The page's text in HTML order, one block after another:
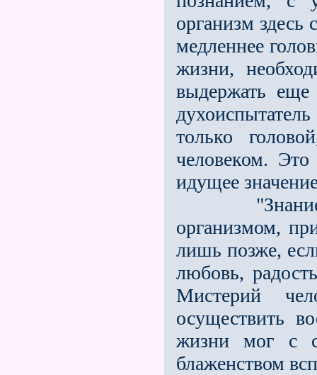
организм
медленнее
жизни,
выдержать
только
человеком.
идущее
"Знание,
организмом,
лишь позже,
любовь,
Мистерий
осуществить
жизни мог с
блаженством